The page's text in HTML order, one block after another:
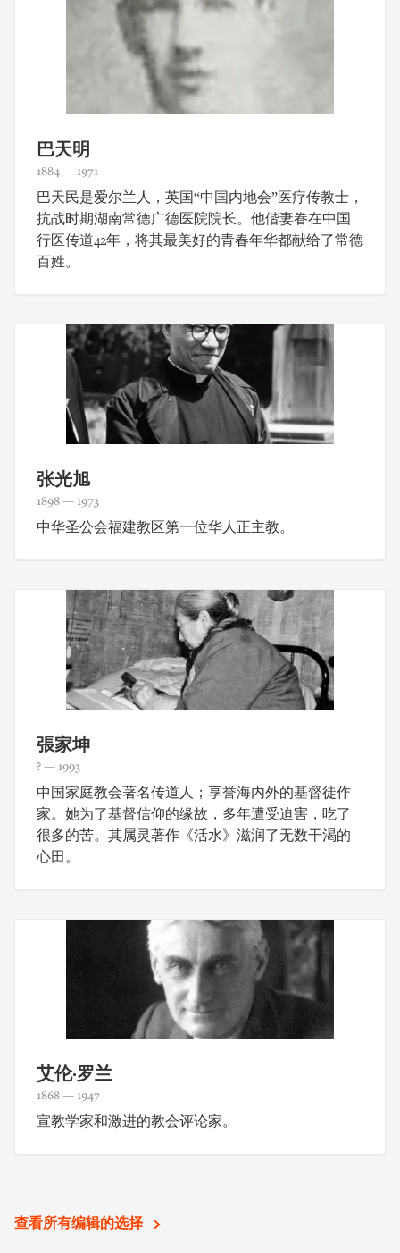
巴天明
1884 — 1971
巴天民是爱尔兰人，英国“中国内地会”医疗传教士，
抗战时期湖南常德广德医院院长。他偕妻眷在中国
行医传道42年，将其最美好的青春年华都献给了常德
百姓。
张光旭
1898 — 1973
中华圣公会福建教区第一位华人正主教。
張家坤
? — 1993
中国家庭教会著名传道人；享誉海内外的基督徒作
家。她为了基督信仰的缘故，多年遭受迫害，吃了
很多的苦。其属灵著作《活水》滋润了无数干渴的
心田。
艾伦·罗兰
1868 — 1947
宣教学家和激进的教会评论家。
查看所有编辑的选择